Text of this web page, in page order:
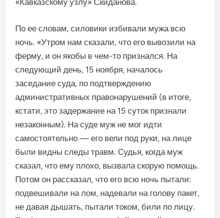
«Кавказскому узлу» Скиданова.
По ее словам, силовики избивали мужа всю
ночь. «Утром нам сказали, что его вывозили на
ферму, и он якобы в чем-то признался. На
следующий день, 15 ноября, началось
заседание суда, по подтверждению
административных правонарушений (в итоге,
кстати, это задержание на 15 суток признали
незаконным). На суде муж не мог идти
самостоятельно — его вели под руки, на лице
были видны следы травм. Судья, когда муж
сказал, что ему плохо, вызвала скорую помощь.
Потом он рассказал, что его всю ночь пытали:
подвешивали на лом, надевали на голову пакет,
не давая дышать, пытали током, били по лицу.